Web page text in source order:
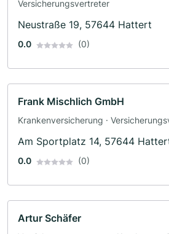
Versicherungsvertreter
Neustraße 19, 57644 Hattert
0.0 (0)
Frank Mischlich GmbH
Krankenversicherung ·
Am Sportplatz 14, 57644
0.0 (0)
Artur Schäfer